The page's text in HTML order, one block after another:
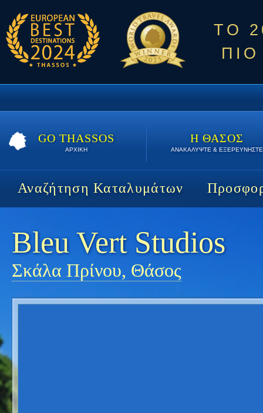
ΤΟ
GO THASSOS
ΑΡΧΙΚΗ
Η ΘΑΣΟΣ
ΑΝΑΚΑΛΥΨΤΕ & ΕΞΕΡΕΥΝΗΣΤΕ
Αναζήτηση Καταλυμάτων
Bleu Vert Studios
Σκάλα Πρίνου, Θάσος